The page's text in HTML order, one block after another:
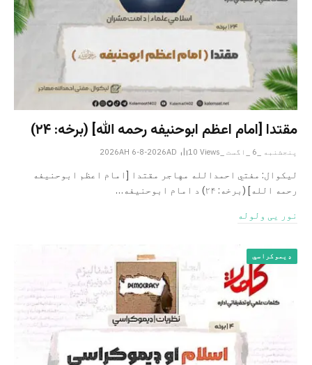
مقتدا [امام اعظم ابوحنیفه رحمه الله‎] (برخه: ۲۴)
پنجشنبه _6 _اگست _2026AH 6-8-2026AD 10 Views
لیکوال: مفتي احمدالله مهاجر مقتدا [امام اعظم ابوحنیفه
رحمه الله‎] (برخه: ۲۴) د امام ابوحنيفه…
نور یی ولوله
ډیموکراسي